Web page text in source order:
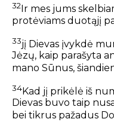
32 Ir mes jums
protėviams duotąjį
33jį Dievas įvykdė
Jėzų, kaip parašyta
mano Sūnus,
34Kad jį prikėlė iš
Dievas buvo taip
bei tikrus pažadus